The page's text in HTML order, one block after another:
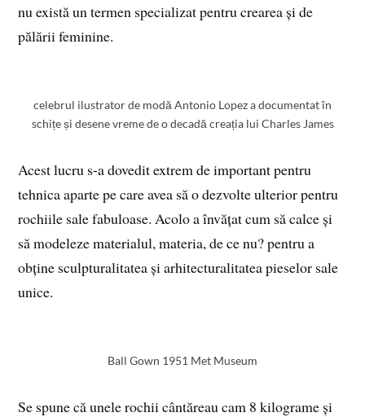
nu există un termen specializat pentru crearea și de
pălării feminine.
celebrul ilustrator de modă Antonio Lopez a documentat în
schițe și desene vreme de o decadă creația lui Charles James
Acest lucru s-a dovedit extrem de important pentru
tehnica aparte pe care avea să o dezvolte ulterior pentru
rochiile sale fabuloase. Acolo a învățat cum să calce și
să modeleze materialul, materia, de ce nu? pentru a
obține sculpturalitatea și arhitecturalitatea pieselor sale
unice.
Ball Gown 1951 Met Museum
Se spune că unele rochii cântăreau cam 8 kilograme și